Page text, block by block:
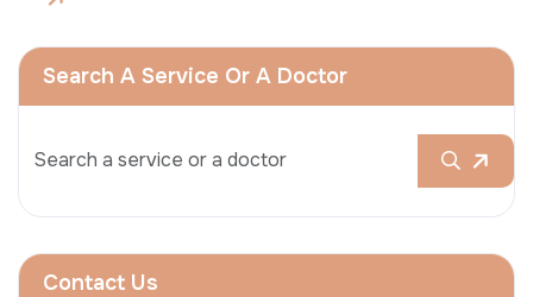
Search A Service Or A Doctor
Contact Us